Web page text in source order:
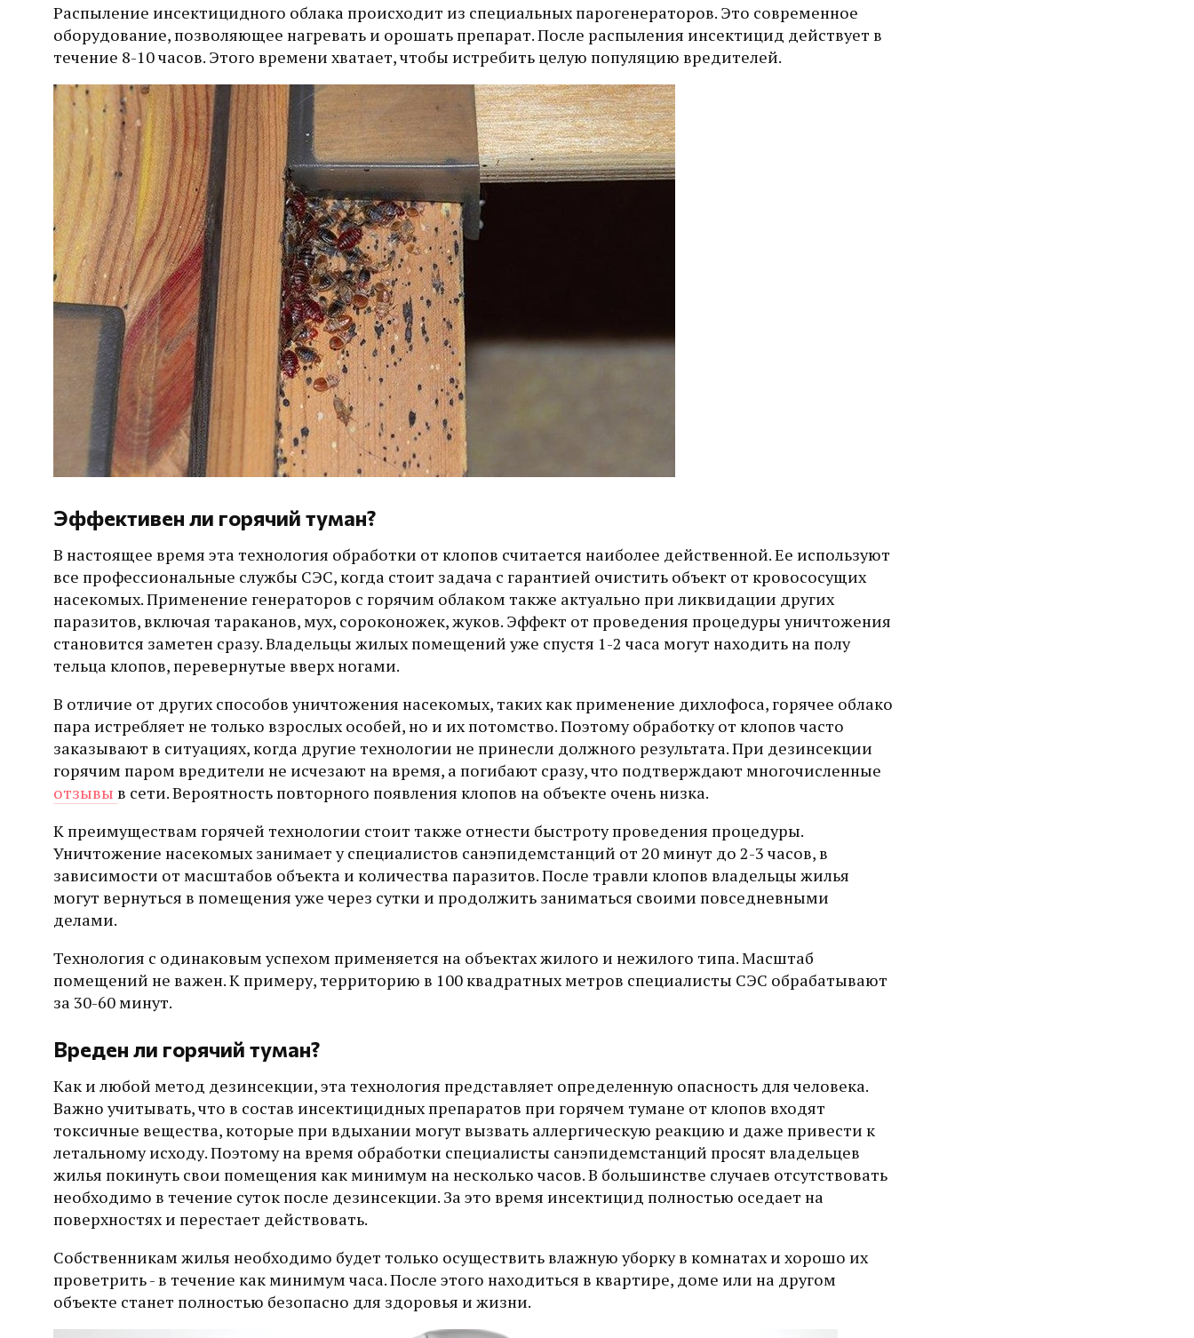
Распыление инсектицидного облака происходит из специальных парогенераторов. Это современное
оборудование, позволяющее нагревать и орошать препарат. После распыления инсектицид действует в
течение 8-10 часов. Этого времени хватает, чтобы истребить целую популяцию вредителей.
Эффективен ли горячий туман?
В настоящее время эта технология обработки от клопов считается наиболее действенной. Ее используют
все профессиональные службы СЭС, когда стоит задача с гарантией очистить объект от кровососущих
насекомых. Применение генераторов с горячим облаком также актуально при ликвидации других
паразитов, включая тараканов, мух, сороконожек, жуков. Эффект от проведения процедуры уничтожения
становится заметен сразу. Владельцы жилых помещений уже спустя 1-2 часа могут находить на полу
тельца клопов, перевернутые вверх ногами.
В отличие от других способов уничтожения насекомых, таких как применение дихлофоса, горячее облако
пара истребляет не только взрослых особей, но и их потомство. Поэтому обработку от клопов часто
заказывают в ситуациях, когда другие технологии не принесли должного результата. При дезинсекции
горячим паром вредители не исчезают на время, а погибают сразу, что подтверждают многочисленные
отзывы в сети. Вероятность повторного появления клопов на объекте очень низка.
К преимуществам горячей технологии стоит также отнести быстроту проведения процедуры.
Уничтожение насекомых занимает у специалистов санэпидемстанций от 20 минут до 2-3 часов, в
зависимости от масштабов объекта и количества паразитов. После травли клопов владельцы жилья
могут вернуться в помещения уже через сутки и продолжить заниматься своими повседневными
делами.
Технология с одинаковым успехом применяется на объектах жилого и нежилого типа. Масштаб
помещений не важен. К примеру, территорию в 100 квадратных метров специалисты СЭС обрабатывают
за 30-60 минут.
Вреден ли горячий туман?
Как и любой метод дезинсекции, эта технология представляет определенную опасность для человека.
Важно учитывать, что в состав инсектицидных препаратов при горячем тумане от клопов входят
токсичные вещества, которые при вдыхании могут вызвать аллергическую реакцию и даже привести к
летальному исходу. Поэтому на время обработки специалисты санэпидемстанций просят владельцев
жилья покинуть свои помещения как минимум на несколько часов. В большинстве случаев отсутствовать
необходимо в течение суток после дезинсекции. За это время инсектицид полностью оседает на
поверхностях и перестает действовать.
Собственникам жилья необходимо будет только осуществить влажную уборку в комнатах и хорошо их
проветрить - в течение как минимум часа. После этого находиться в квартире, доме или на другом
объекте станет полностью безопасно для здоровья и жизни.